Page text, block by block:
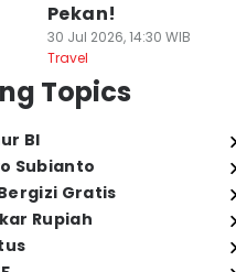
Pekan!
30 Jul 2026, 14:30 WIB
Travel
Topics
BI
Subianto
Gratis
Rupiah